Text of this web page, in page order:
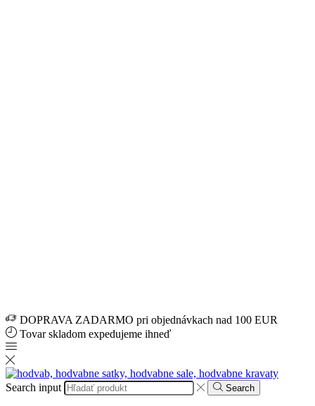
DOPRAVA ZADARMO pri objednávkach nad 100 EUR
Tovar skladom expedujeme ihneď
Search input Search